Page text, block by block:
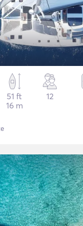
51 ft
16 m
12